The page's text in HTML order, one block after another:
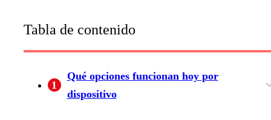
Tabla de contenido
1
Qué opciones funcionan hoy por
dispositivo